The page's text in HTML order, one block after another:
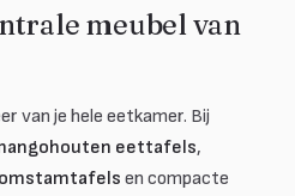
meubel van
van je hele eetkamer. Bij
eettafels,
en compacte